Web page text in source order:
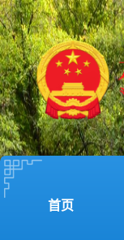
首页